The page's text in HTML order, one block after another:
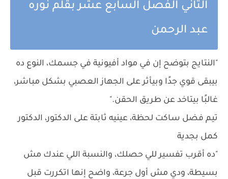
الثاني الفصل السابع عشر بقلم نوره
عبد الرحمن
"النتايج بتوضح إن في مواد أفيونية في جسمك، النوع ده
بيبقى قوي جدًا وبيأثر على الجهاز العصبي بشكل مباشر،
غالبًا بيتاخد عن طريق الحقن."
تيم فضل ساكت لحظة، عينيه ثابتة على الدكتور، الدكتور
كمل بجدية
"ده أقرب تفسير للي حصلك، والنسبة اللي عندك مش
بسيطة، ودي مش أول جرعة، واضح إنها اتكررت قبل